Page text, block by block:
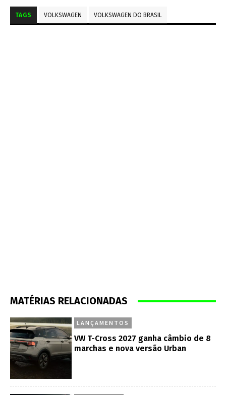
TAGS VOLKSWAGEN VOLKSWAGEN DO BRASIL
MATÉRIAS RELACIONADAS
LANÇAMENTOS
VW T-Cross 2027 ganha câmbio de 8
marchas e nova versão Urban